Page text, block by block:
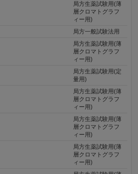
局方生薬試験用(薄
層クロマトグラフ
ィー用)
局方一般試験法用
局方生薬試験用(薄
層クロマトグラフ
ィー用)
局方生薬試験用(定
量用)
局方生薬試験用(薄
層クロマトグラフ
ィー用)
局方生薬試験用(薄
層クロマトグラフ
ィー用)
局方生薬試験用(薄
層クロマトグラフ
ィー用)